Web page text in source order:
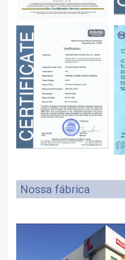
Nossa fábrica